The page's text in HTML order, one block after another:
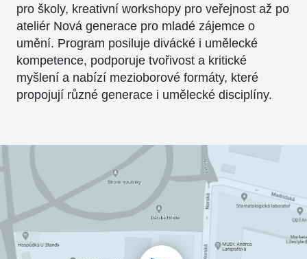
pro školy, kreativní workshopy pro veřejnost až po
ateliér Nová generace pro mladé zájemce o
umění. Program posiluje divácké i umělecké
kompetence, podporuje tvořivost a kritické
myšlení a nabízí mezioborové formáty, které
propojují různé generace i umělecké disciplíny.